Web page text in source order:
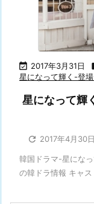
 2017年3月31日
星になって輝く-登
星になって輝
 2017年4月30日
韓国ドラマ-星にな
の韓ドラ情報 キャ